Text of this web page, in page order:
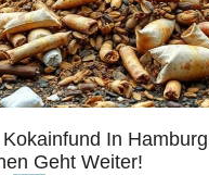
In
Geht Weiter!